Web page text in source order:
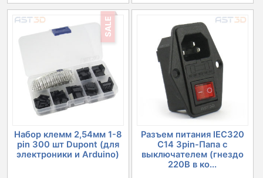
цена
составляла
632 грн.
цена:
547 грн.
SALE
Набор клемм 2,54мм 1-8
pin 300 шт Dupont (для
электроники и Arduino)
Разъем питания IEC320
C14 3pin-Папа с
выключателем (гнездо
220В в ко...